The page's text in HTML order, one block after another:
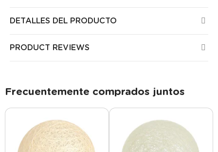
DETALLES DEL PRODUCTO
PRODUCT REVIEWS
Frecuentemente comprados juntos